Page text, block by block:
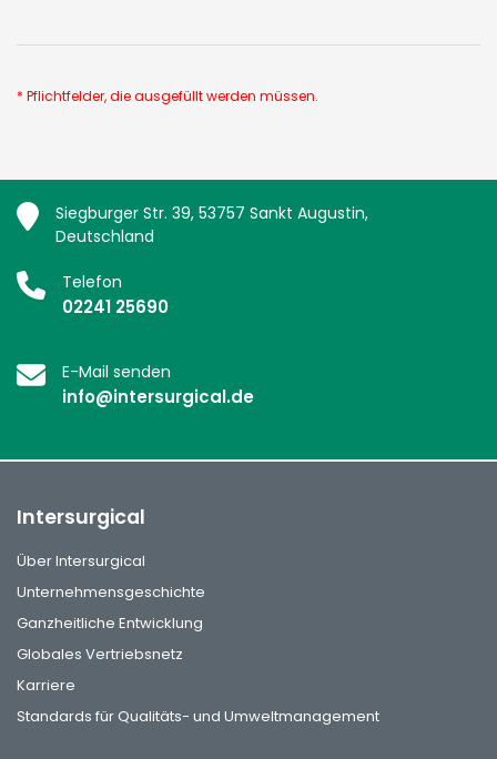
* Pflichtfelder, die ausgefüllt werden müssen.
Siegburger Str. 39, 53757 Sankt Augustin,
Deutschland
Telefon
02241 25690
E-Mail senden
info@intersurgical.de
Intersurgical
Über Intersurgical
Unternehmensgeschichte
Ganzheitliche Entwicklung
Globales Vertriebsnetz
Karriere
Standards für Qualitäts- und Umweltmanagement